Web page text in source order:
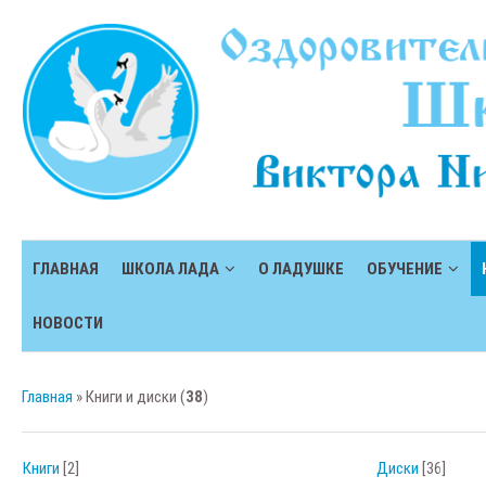
ГЛАВНАЯ ШКОЛА ЛАДА О ЛАДУШКЕ ОБУЧЕНИЕ
НОВОСТИ
Главная »Книги и диски (38)
Книги [2] Диски [36]